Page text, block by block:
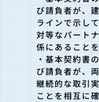
び請負者が、
ラインで示し
対等なパート
係にあること
・基本契約書
び請負者が、
継続的な取引
ことを相互に